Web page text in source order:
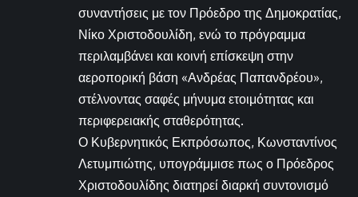
συναντήσεις με τον Πρόεδρο της Δημοκρατίας,
Νίκο Χριστοδουλίδη, ενώ το πρόγραμμα
περιλαμβάνει και κοινή επίσκεψη στην
αεροπορική βάση «Ανδρέας Παπανδρέου»,
στέλνοντας σαφές μήνυμα ετοιμότητας και
περιφερειακής σταθερότητας.
Ο Κυβερνητικός Εκπρόσωπος, Κωνσταντίνος
Λετυμπιώτης, υπογράμμισε πως ο Πρόεδρος
Χριστοδουλίδης διατηρεί διαρκή συντονισμό